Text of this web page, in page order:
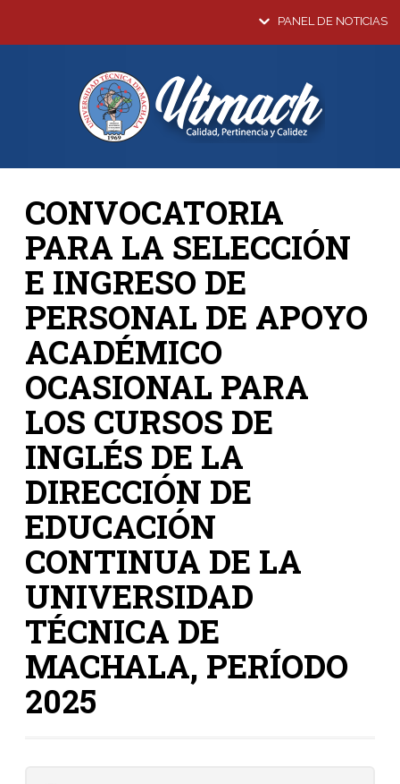
PANEL DE NOTICIAS
CONVOCATORIA
PARA LA SELECCIÓN
E INGRESO DE
PERSONAL DE APOYO
ACADÉMICO
OCASIONAL PARA
LOS CURSOS DE
INGLÉS DE LA
DIRECCIÓN DE
EDUCACIÓN
CONTINUA DE LA
UNIVERSIDAD
TÉCNICA DE
MACHALA, PERÍODO
2025